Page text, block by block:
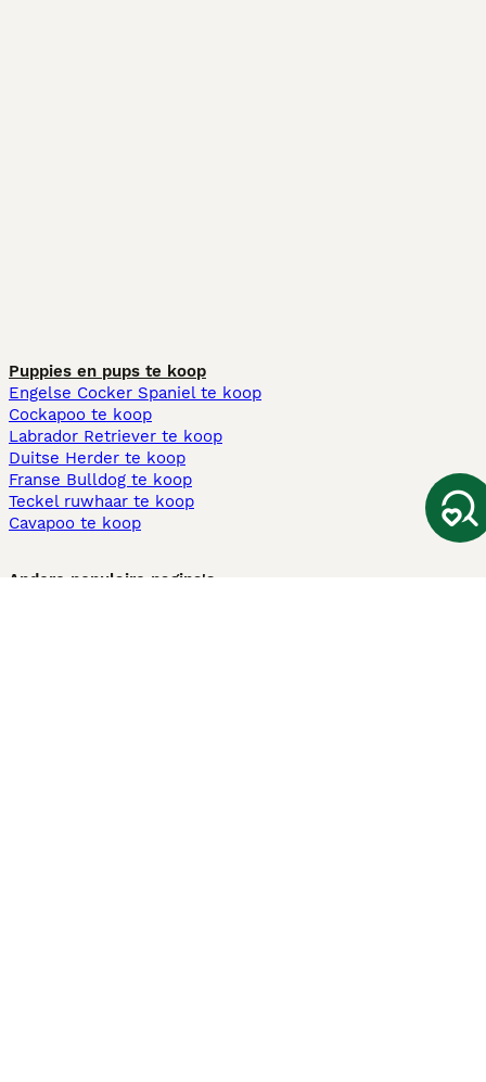
Puppies en pups te koop
Engelse Cocker Spaniel te koop
Cockapoo te koop
Labrador Retriever te koop
Duitse Herder te koop
Franse Bulldog te koop
Teckel ruwhaar te koop
Cavapoo te koop
Andere populaire pagina's